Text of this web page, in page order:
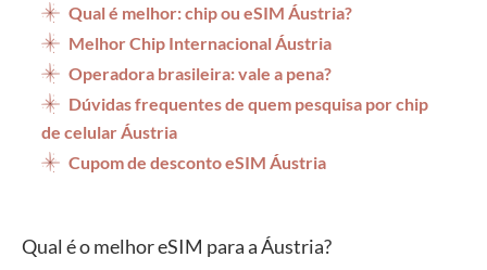
Qual é melhor: chip ou eSIM Áustria?
Melhor Chip Internacional Áustria
Operadora brasileira: vale a pena?
Dúvidas frequentes de quem pesquisa por chip
de celular Áustria
Cupom de desconto eSIM Áustria
Qual é o melhor eSIM para a Áustria?